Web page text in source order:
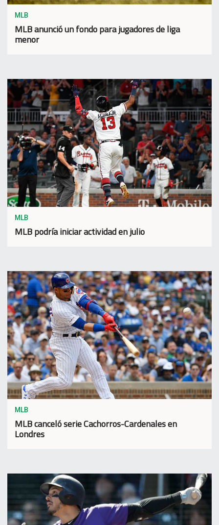
MLB
MLB anunció un fondo para jugadores de liga
menor
MLB
MLB podría iniciar actividad en julio
MLB
MLB canceló serie Cachorros-Cardenales en
Londres